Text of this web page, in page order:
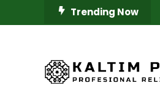
To
Trending Now